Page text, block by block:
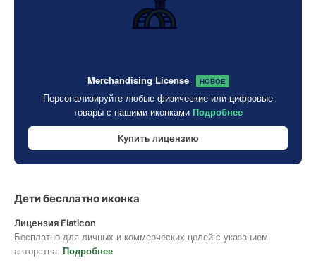
Merchandising License НОВОЕ
Персонализируйте любые физические или цифровые
товары с нашими иконками Подробнее
Купить лицензию
Дети бесплатно иконка
Лицензия Flaticon
Бесплатно для личных и коммерческих целей с указанием
авторства. Подробнее